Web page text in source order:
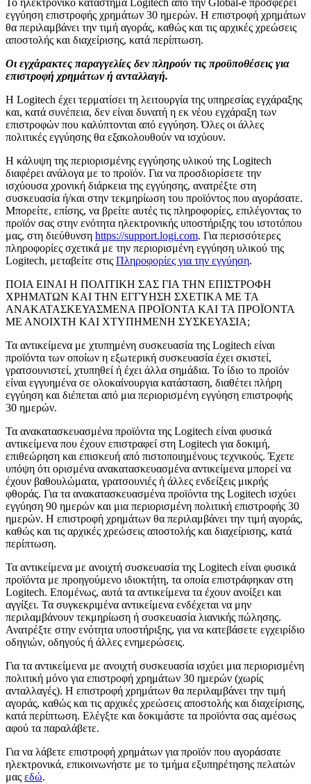
Το ηλεκτρονικό κατάστημα Logitech από την Global-e προσφέρει
εγγύηση επιστροφής χρημάτων 30 ημερών. Η επιστροφή χρημάτων
θα περιλαμβάνει την τιμή αγοράς, καθώς και τις αρχικές χρεώσεις
αποστολής και διαχείρισης, κατά περίπτωση.
Οι εγχάρακτες παραγγελίες δεν πληρούν τις προϋποθέσεις για
επιστροφή χρημάτων ή ανταλλαγή.
Η Logitech έχει τερματίσει τη λειτουργία της υπηρεσίας εγχάραξης
και, κατά συνέπεια, δεν είναι δυνατή η εκ νέου εγχάραξη των
επιστροφών που καλύπτονται από εγγύηση. Όλες οι άλλες
πολιτικές εγγύησης θα εξακολουθούν να ισχύουν.
Η κάλυψη της περιορισμένης εγγύησης υλικού της Logitech
διαφέρει ανάλογα με το προϊόν. Για να προσδιορίσετε την
ισχύουσα χρονική διάρκεια της εγγύησης, ανατρέξτε στη
συσκευασία ή/και στην τεκμηρίωση του προϊόντος που αγοράσατε.
Μπορείτε, επίσης, να βρείτε αυτές τις πληροφορίες, επιλέγοντας το
προϊόν σας στην ενότητα ηλεκτρονικής υποστήριξης του ιστοτόπου
μας, στη διεύθυνση https://support.logi.com. Για περισσότερες
πληροφορίες σχετικά με την περιορισμένη εγγύηση υλικού της
Logitech, μεταβείτε στις Πληροφορίες για την εγγύηση.
ΠΟΙΑ ΕΙΝΑΙ Η ΠΟΛΙΤΙΚΗ ΣΑΣ ΓΙΑ ΤΗΝ ΕΠΙΣΤΡΟΦΗ
ΧΡΗΜΑΤΩΝ ΚΑΙ ΤΗΝ ΕΓΓΥΗΣΗ ΣΧΕΤΙΚΑ ΜΕ ΤΑ
ΑΝΑΚΑΤΑΣΚΕΥΑΣΜΕΝΑ ΠΡΟΪΟΝΤΑ ΚΑΙ ΤΑ ΠΡΟΪΟΝΤΑ
ΜΕ ΑΝΟΙΧΤΗ ΚΑΙ ΧΤΥΠΗΜΕΝΗ ΣΥΣΚΕΥΑΣΙΑ;
Τα αντικείμενα με χτυπημένη συσκευασία της Logitech είναι
προϊόντα των οποίων η εξωτερική συσκευασία έχει σκιστεί,
γρατσουνιστεί, χτυπηθεί ή έχει άλλα σημάδια. Το ίδιο το προϊόν
είναι εγγυημένα σε ολοκαίνουργια κατάσταση, διαθέτει πλήρη
εγγύηση και διέπεται από μια περιορισμένη εγγύηση επιστροφής
30 ημερών.
Τα ανακατασκευασμένα προϊόντα της Logitech είναι φυσικά
αντικείμενα που έχουν επιστραφεί στη Logitech για δοκιμή,
επιθεώρηση και επισκευή από πιστοποιημένους τεχνικούς. Έχετε
υπόψη ότι ορισμένα ανακατασκευασμένα αντικείμενα μπορεί να
έχουν βαθουλώματα, γρατσουνιές ή άλλες ενδείξεις μικρής
φθοράς. Για τα ανακατασκευασμένα προϊόντα της Logitech ισχύει
εγγύηση 90 ημερών και μια περιορισμένη πολιτική επιστροφής 30
ημερών. Η επιστροφή χρημάτων θα περιλαμβάνει την τιμή αγοράς,
καθώς και τις αρχικές χρεώσεις αποστολής και διαχείρισης, κατά
περίπτωση.
Τα αντικείμενα με ανοιχτή συσκευασία της Logitech είναι φυσικά
προϊόντα με προηγούμενο ιδιοκτήτη, τα οποία επιστράφηκαν στη
Logitech. Επομένως, αυτά τα αντικείμενα τα έχουν ανοίξει και
αγγίξει. Τα συγκεκριμένα αντικείμενα ενδέχεται να μην
περιλαμβάνουν τεκμηρίωση ή συσκευασία λιανικής πώλησης.
Ανατρέξτε στην ενότητα υποστήριξης, για να κατεβάσετε εγχειρίδιο
οδηγιών, οδηγούς ή άλλες ενημερώσεις.
Για τα αντικείμενα με ανοιχτή συσκευασία ισχύει μια περιορισμένη
πολιτική μόνο για επιστροφή χρημάτων 30 ημερών (χωρίς
ανταλλαγές). Η επιστροφή χρημάτων θα περιλαμβάνει την τιμή
αγοράς, καθώς και τις αρχικές χρεώσεις αποστολής και διαχείρισης,
κατά περίπτωση. Ελέγξτε και δοκιμάστε τα προϊόντα σας αμέσως
αφού τα παραλάβετε.
Για να λάβετε επιστροφή χρημάτων για προϊόν που αγοράσατε
ηλεκτρονικά, επικοινωνήστε με το τμήμα εξυπηρέτησης πελατών
μας εδώ.